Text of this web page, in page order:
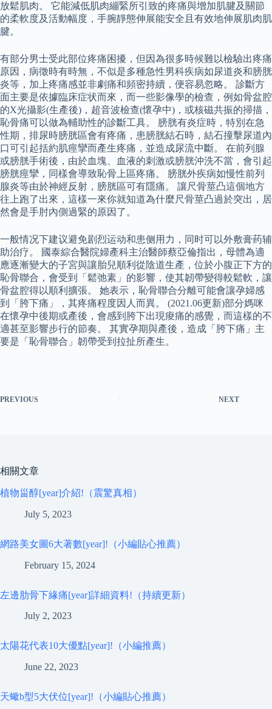
放鬆肌肉。 它能減低肌肉繃緊所引致的疼痛與增加肌腱及關節
的柔軟度及活動幅度，手腕靜態伸展能安全且有效地伸展肌肉肌
腱。
有部分男士受此部位疼痛困擾，但因為很多時候難以檢驗出疼痛
原因，病徵時有時無，不似是多種急性男科疾病如尿道炎和膀胱
炎等，加上疼痛感並非劇痛和頻密持續，便容易忽略。 診斷方
面主要是依據臨床症状而來，而一些影像學的檢查，例如骨盆腔
的X光攝影(生產後)，超音波檢查(懷孕中)，或核磁共振的掃描，
恥骨痛可以做為輔助性的診斷工具。 膀胱有炎症時，特別在急
性期，排尿時膀胱區會有疼痛，患膀胱結石時，結石撞擊尿道內
口可引起括約肌痙攣而產生疼痛，並造成尿流中斷。 在前列腺
或膀胱手術後，由於血塊、血液的刺激或膀胱沖洗不當，會引起
膀胱痙攣，同樣會導致恥骨上區疼痛。 膀胱外疾病如慢性前列
腺炎等由於神經反射，膀胱區可有隱痛。 讓尺骨莖凸這個地方
往上跑了出來，這樣一來你就知道為什麼尺骨莖凸過於突出，居
然會是手肘內側過緊的原因了。
一般情况下建议避免剧烈运动和患侧用力，同时可以外敷膏药辅
助治疗。 國泰綜合醫院婦產科主治醫師蔡亞倫指出，母體為適
應逐漸變大的子宮與讓胎兒順利從陰道生產，位於小腹正下方的
恥骨聯合，會受到「鬆弛素」的影響，使其韌帶變得較鬆軟，讓
骨盆腔得以順利擴張。 她表示，恥骨聯合分離可能會讓孕婦感
到「胯下痛」，其疼痛程度因人而異。 (2021.06更新)部分媽咪
在懷孕中後期或產後，會感到胯下出現痠痛的感覺，而這樣的不
適甚至影響步行的節奏。 其實孕期與產後，造成「胯下痛」主
要是「恥骨聯合」韌帶受到拉扯所產生。
PREVIOUS NEXT
相關文章
植物甾醇[year]介紹!（震驚真相）
July 5, 2023
網路美女圖6大著數[year]!（小編貼心推薦）
February 15, 2024
左邊肋骨下緣痛[year]詳細資料!（持續更新）
July 2, 2023
太陽花代表10大優點[year]!（小編推薦）
June 22, 2023
天蠍b型5大伏位[year]!（小編貼心推薦）